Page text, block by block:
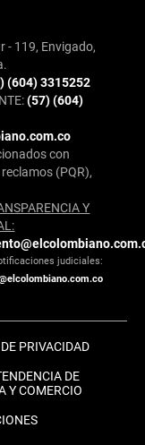
- 119, Envigado,
(604) 3315252
(57) (604)
con
(PQR),
Y
judiciales:
PRIVACIDAD
DE
Y COMERCIO